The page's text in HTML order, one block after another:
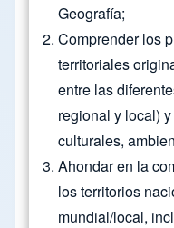
Geografía;
Comprender los
territoriales
entre las
regional y local)
culturales,
Ahondar en la
los territorios
mundial/local,